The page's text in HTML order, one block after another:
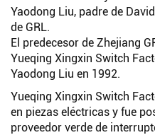
Yaodong Liu, padre de
de GRL.
El predecesor de Zhejiang
Yueqing Xingxin Switch
Yaodong Liu en 1992.
Yueqing Xingxin Switch
en piezas eléctricas y fue
proveedor verde de